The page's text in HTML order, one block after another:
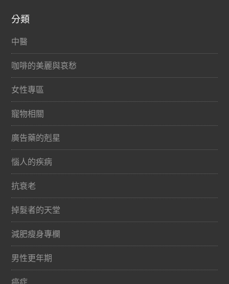
分類
中醫
咖啡的美麗與哀愁
女性專區
寵物相關
廣告藥的剋星
惱人的疾病
抗衰老
掉髮者的天堂
減肥瘦身專欄
男性更年期
癌症